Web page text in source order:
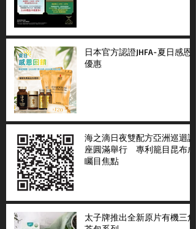
日本官方認證JHFA-夏日感恩
優惠
海之滴日夜雙配方亞洲巡迴講
座圓滿舉行 專利籠目昆布成
矚目焦點
太子牌推出全新原片有機三角